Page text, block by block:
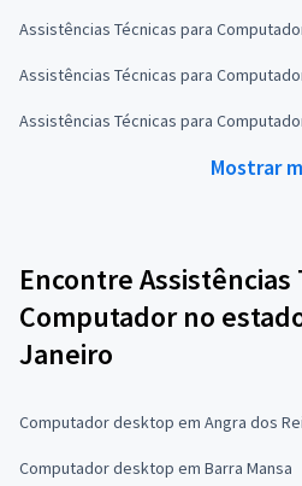
Assistências Técnicas para
Assistências Técnicas para
Assistências Técnicas para
Mostrar
Encontre Assistências
Computador no
Janeiro
Computador desktop em Angra dos
Computador desktop em Barra Mansa